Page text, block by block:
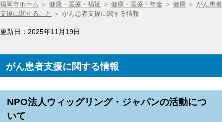
福岡市ホーム ＞ 健康・医療・福祉 ＞ 健康・医療・年金 ＞ 健康 ＞ がん患者
支援に関すること
＞ がん患者支援に関する情報
更新日：2025年11月19日
がん患者支援に関する情報
NPO法人ウィッグリング・ジャパンの活動につ
いて